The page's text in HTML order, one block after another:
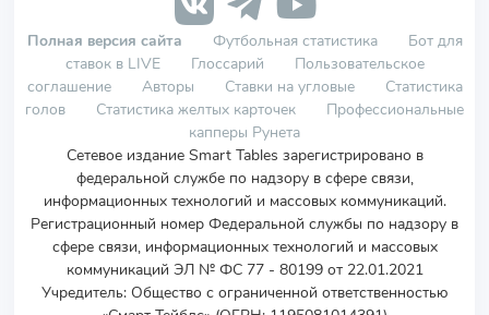
Полная версия сайта Футбольная статистика
Бот для
ставок в LIVE
Глоссарий
Пользовательское
соглашение
Авторы Ставки на угловые
Статистика
голов
Статистика желтых карточек
Профессиональные
капперы Рунета
Сетевое издание Smart Tables зарегистрировано в
федеральной службе по надзору в сфере связи,
информационных технологий и массовых коммуникаций.
Регистрационный номер Федеральной службы по надзору в
сфере связи, информационных технологий и массовых
коммуникаций ЭЛ № ФС 77 - 80199 от 22.01.2021
Учредитель: Общество с ограниченной ответственностью